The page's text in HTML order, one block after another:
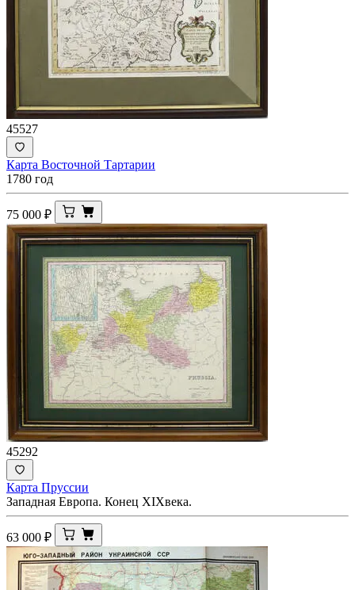
45527
Карта Восточной Тартарии
1780 год
75 000 ₽
45292
Карта Пруссии
Западная Европа. Конец XIXвека.
63 000 ₽